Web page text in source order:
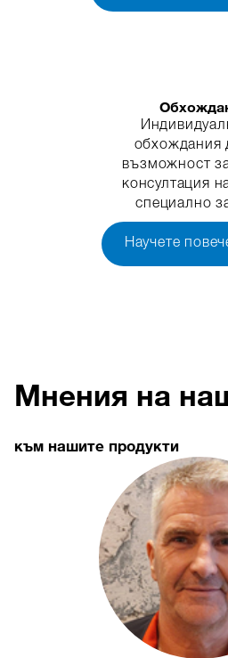
обхождания
възможност
консултация
специално
Научете
Мнения на
към нашите продукти